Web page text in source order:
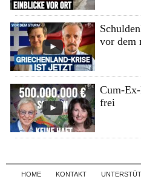
vor dem
Cum-
frei
HOME KONTAKT